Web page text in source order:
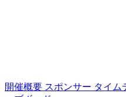
開催概要 スポンサー タイム